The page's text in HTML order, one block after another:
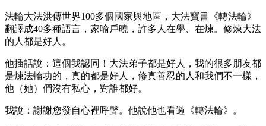
法輪大法洪傳世界100多個國家與地區，大法寶書《轉法輪》
翻譯成40多種語言，家喻戶曉，許多人在學、在煉。修煉大法
的人都是好人。
他插話說：這個我認同！大法弟子都是好人，我的很多朋友都
是煉法輪功的，真的都是好人，修真善忍的人和我們不一樣，
他（她）們沒有私心，對誰都好。
我說：謝謝您發自心裡呼聲。他說他也看過《轉法輪》。